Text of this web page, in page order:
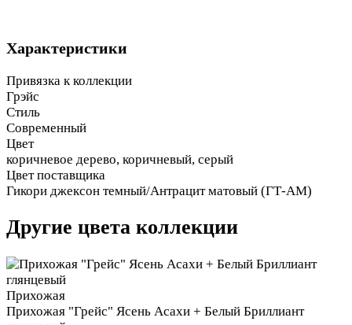
Характеристики
Привязка к коллекции
Грэйс
Стиль
Современный
Цвет
коричневое дерево, коричневый, серый
Цвет поставщика
Гикори джексон темный/Антрацит матовый (ГТ-АМ)
Другие цвета коллекции
Прихожая
Прихожая "Грейс" Ясень Асахи + Белый Бриллиант